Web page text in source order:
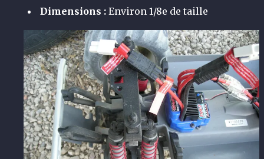
Dimensions : Environ 1/8e de taille